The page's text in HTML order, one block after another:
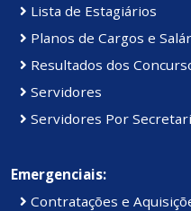
Lista de Estagiários
Planos de Cargos e
Resultados dos
Servidores
Servidores Por
Emergenciais:
Contratações e